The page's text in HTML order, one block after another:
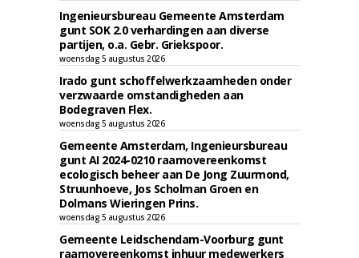
Ingenieursbureau Gemeente Amsterdam
gunt SOK 2.0 verhardingen aan diverse
partijen, o.a. Gebr. Griekspoor.
woensdag 5 augustus 2026
Irado gunt schoffelwerkzaamheden onder
verzwaarde omstandigheden aan
Bodegraven Flex.
woensdag 5 augustus 2026
Gemeente Amsterdam, Ingenieursbureau
gunt AI 2024-0210 raamovereenkomst
ecologisch beheer aan De Jong Zuurmond,
Struunhoeve, Jos Scholman Groen en
Dolmans Wieringen Prins.
woensdag 5 augustus 2026
Gemeente Leidschendam-Voorburg gunt
raamovereenkomst inhuur medewerkers